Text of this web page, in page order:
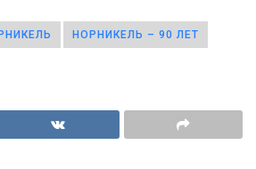
НОРНИКЕЛЬ – 90 ЛЕТ